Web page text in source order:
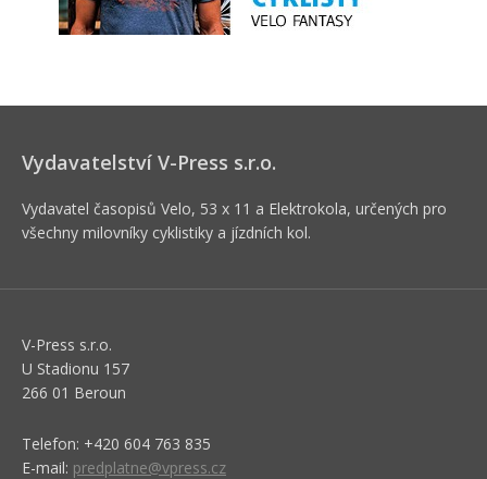
Vydavatelství V-Press s.r.o.
Vydavatel časopisů Velo, 53 x 11 a Elektrokola, určených pro
všechny milovníky cyklistiky a jízdních kol.
V-Press s.r.o.
U Stadionu 157
266 01 Beroun
Telefon: +420 604 763 835
E-mail: predplatne@vpress.cz